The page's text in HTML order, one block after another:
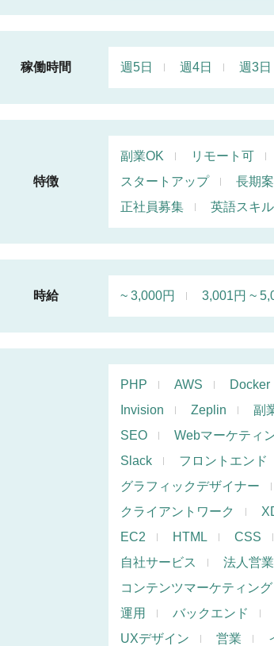
稼働時間 週5日 週4日 週3日
特徴
副業OK リモート可
スタートアップ
長期
正社員募集
英語スキ
時給 ~ 3,000円 3,001円 ~
PHP AWS Docker
Invision
Zeplin 副
SEO
Webマーケティ
Slack
フロントエンド
グラフィックデザイナー
クライアントワーク
EC2
HTML CSS
自社サービス
法人営業
コンテンツマーケティング
運用
バックエンド
UXデザイン
営業